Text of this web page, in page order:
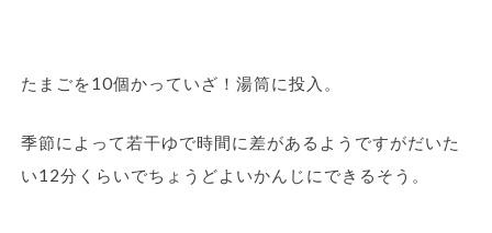
たまごを10個かっていざ！湯筒に投入。
季節によって若干ゆで時間に差があるようですがだいた
い12分くらいでちょうどよいかんじにできるそう。